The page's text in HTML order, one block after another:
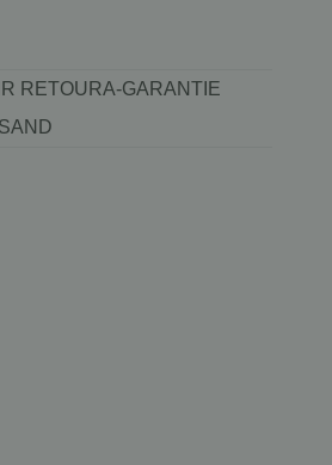
RETOURA-GARANTIE